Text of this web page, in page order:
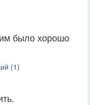
было хорошо
(1)